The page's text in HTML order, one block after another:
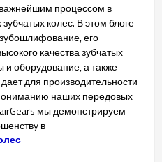
процессом в
колес. В этом блоге
его
качества зубчатых
и оборудование, а также
для производительности
наших передовых
мы демонстрируем
в